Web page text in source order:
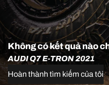
Không có kết quả nào
AUDI Q7 E-TRON 2021
Hoàn thành tìm kiếm của tôi